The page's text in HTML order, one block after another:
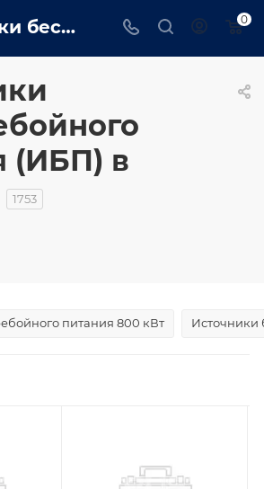
Источники бесперебойного питания (ИБП) в Москве - moscow.trustenergo.ru 0
(ИБП) в
1753
питания 800 кВт
Источники